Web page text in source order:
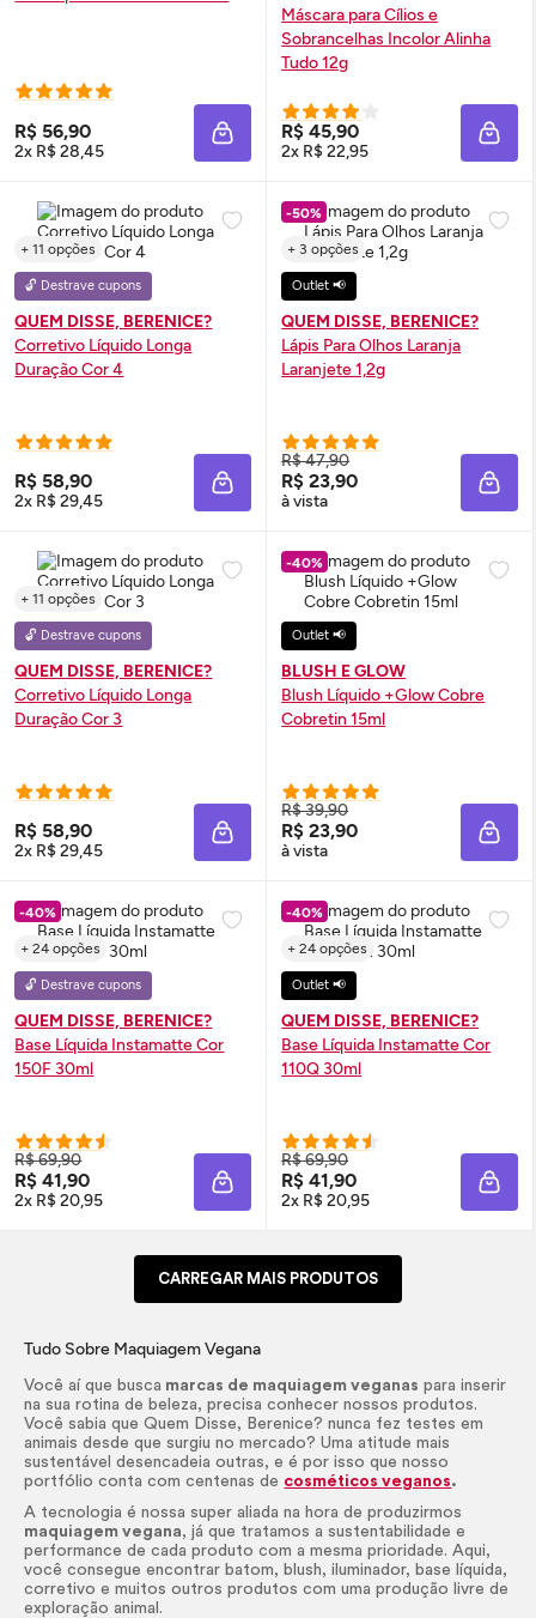
R$ 56,90
2x R$ 28,45 ADICIONAR À SACOLA
Máscara para Cílios e
Sobrancelhas Incolor Alinha
Tudo 12g
R$ 45,90
2x R$ 22,95
+ 11 opções
🔓 Destrave cupons
QUEM DISSE, BERENICE?
Corretivo Líquido Longa
Duração Cor 4
R$ 58,90
2x R$ 29,45 ADICIONAR À SACOLA
-50%
+ 3 opções
Outlet 📢
QUEM DISSE, BERENICE?
Lápis Para Olhos Laranja
Laranjete 1,2g
R$ 47,90
R$ 23,90
à vista
+ 11 opções
🔓 Destrave cupons
QUEM DISSE, BERENICE?
Corretivo Líquido Longa
Duração Cor 3
R$ 58,90
2x R$ 29,45 ADICIONAR À SACOLA
-40%
Outlet 📢
BLUSH E GLOW
Blush Líquido +GlowCobre
Cobretin 15ml
R$ 39,90
R$ 23,90
à vista
-40%
+ 24 opções
🔓 Destrave cupons
QUEM DISSE, BERENICE?
Base Líquida Instamatte Cor
150F 30ml
R$ 69,90
R$ 41,90
2x R$ 20,95 ADICIONAR À SACOLA
-40%
+ 24 opções
Outlet 📢
QUEM DISSE, BERENICE?
Base Líquida Instamatte Cor
110Q 30ml
R$ 69,90
R$ 41,90
2x R$ 20,95
CARREGAR MAIS PRODUTOS
Tudo Sobre Maquiagem Vegana
Você aí que busca marcas de maquiagem veganas para inserir
na sua rotina de beleza, precisa conhecer nossos produtos.
Você sabia que Quem Disse, Berenice? nunca fez testes em
animais desde que surgiu no mercado? Uma atitude mais
sustentável desencadeia outras, e é por isso que nosso
portfólio conta com centenas de cosméticos veganos.
A tecnologia é nossa super aliada na hora de produzirmos
maquiagem vegana, já que tratamos a sustentabilidade e
performance de cada produto com a mesma prioridade. Aqui,
você consegue encontrar batom, blush, iluminador, base líquida,
corretivo e muitos outros produtos com uma produção livre de
exploração animal.